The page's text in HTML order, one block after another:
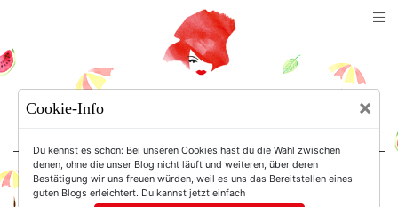
For Women. Not Girls.
Cookie-Info ×
Du kennst es schon: Bei unseren Cookies hast du die Wahl zwischen
denen, ohne die unser Blog nicht läuft und weiteren, über deren
Bestätigung wir uns freuen würden, weil es uns das Bereitstellen eines
guten Blogs erleichtert. Du kannst jetzt einfach